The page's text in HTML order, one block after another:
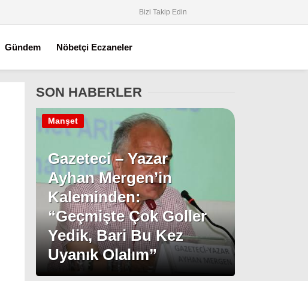
Bizi Takip Edin
Gündem Nöbetçi Eczaneler
SON HABERLER
Gazeteci – Yazar
Ayhan Mergen’in
Kaleminden:
“Geçmişte Çok Goller
Yedik, Bari Bu Kez
Uyanık Olalım”
Manşet